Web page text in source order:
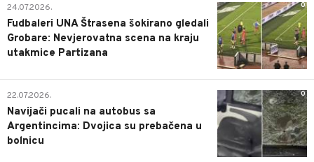
0
24.07.2026.
Fudbaleri UNA Štrasena šokirano gledali
Grobare: Nevjerovatna scena na kraju
utakmice Partizana
0
22.07.2026.
Navijači pucali na autobus sa
Argentincima: Dvojica su prebačena u
bolnicu